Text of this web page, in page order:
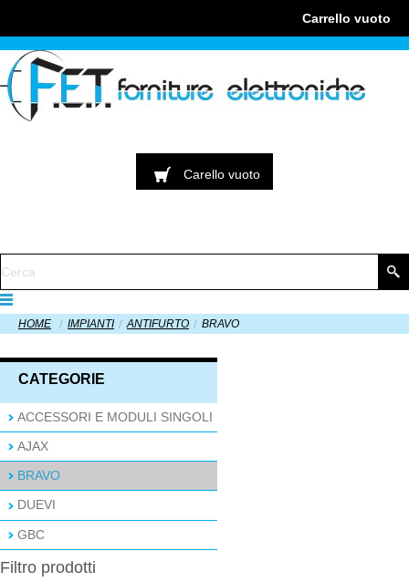
Carrello vuoto
Carello vuoto
HOME IMPIANTI ANTIFURTO BRAVO
CATEGORIE
ACCESSORI E MODULI SINGOLI
AJAX
BRAVO
DUEVI
GBC
Filtro prodotti